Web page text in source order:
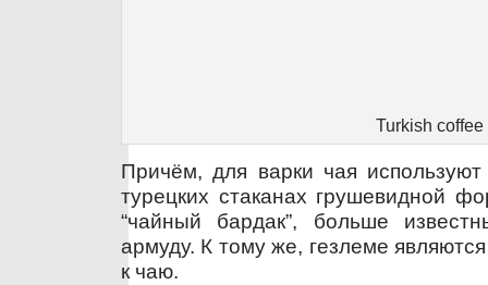
Turkish coffee
Причём, для варки чая
турецких стаканах грушевидной
“чайный бардак”, больше
армуду. К тому же, гезлеме
к чаю.